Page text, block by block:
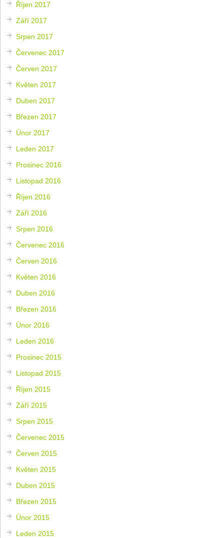
Říjen 2017
Září 2017
Srpen 2017
Červenec 2017
Červen 2017
Květen 2017
Duben 2017
Březen 2017
Únor 2017
Leden 2017
Prosinec 2016
Listopad 2016
Říjen 2016
Září 2016
Srpen 2016
Červenec 2016
Červen 2016
Květen 2016
Duben 2016
Březen 2016
Únor 2016
Leden 2016
Prosinec 2015
Listopad 2015
Říjen 2015
Září 2015
Srpen 2015
Červenec 2015
Červen 2015
Květen 2015
Duben 2015
Březen 2015
Únor 2015
Leden 2015